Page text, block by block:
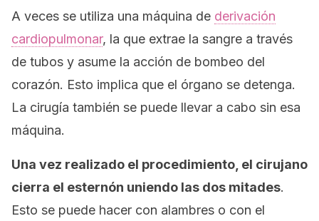
A veces se utiliza una máquina de derivación
cardiopulmonar, la que extrae la sangre a través
de tubos y asume la acción de bombeo del
corazón. Esto implica que el órgano se detenga.
La cirugía también se puede llevar a cabo sin esa
máquina.
Una vez realizado el procedimiento, el cirujano
cierra el esternón uniendo las dos mitades.
Esto se puede hacer con alambres o con el